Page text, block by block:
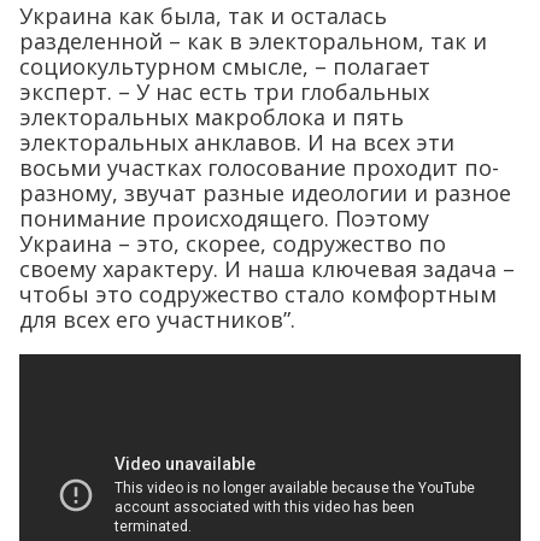
Украина как была, так и осталась
разделенной – как в электоральном, так и
социокультурном смысле, – полагает
эксперт. – У нас есть три глобальных
электоральных макроблока и пять
электоральных анклавов. И на всех эти
восьми участках голосование проходит по-
разному, звучат разные идеологии и разное
понимание происходящего. Поэтому
Украина – это, скорее, содружество по
своему характеру. И наша ключевая задача –
чтобы это содружество стало комфортным
для всех его участников”.